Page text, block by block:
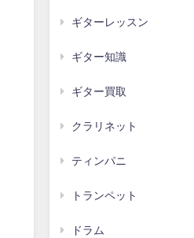
ギターレッスン
ギター知識
ギター買取
クラリネット
ティンパニ
トランペット
ドラム